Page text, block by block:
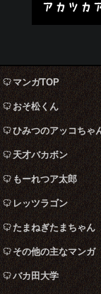
り
アカツカ
マンガTOP
おそ松くん
ひみつのアッコちゃ
天才バカボン
もーれつア太郎
レッツラゴン
たまねぎたまちゃん
その他の主なマンガ
バカ田大学